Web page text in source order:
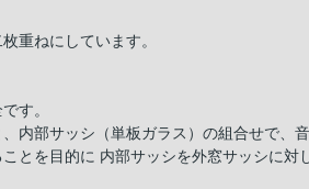
重ねにしています。
す。
内部サッシ（単板ガラス）の組合せで、
とを目的に 内部サッシを外窓サッシに対